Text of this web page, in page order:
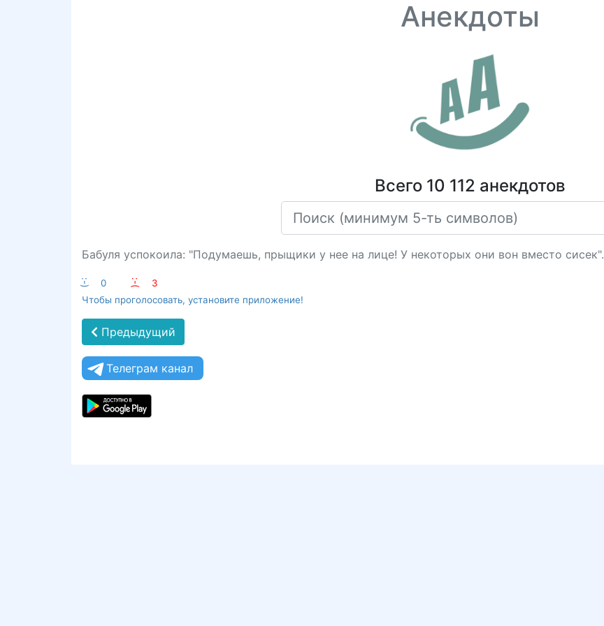
Анекдоты
Всего 10 112 анекдотов
Бабуля успокоила: "Подумаешь, прыщики у нее на лице! У некоторых они вон вместо сисек".
:-) 0 :-(
3
Чтобы проголосовать, установите приложение!
Предыдущий
Телеграм канал